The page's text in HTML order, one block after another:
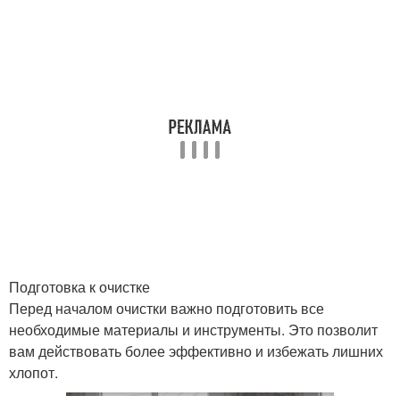
Подготовка к очистке
Перед началом очистки важно подготовить все
необходимые материалы и инструменты. Это позволит
вам действовать более эффективно и избежать лишних
хлопот.